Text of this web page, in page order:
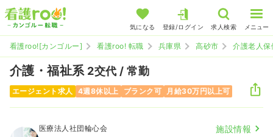
気になる 登録/ログイン 求人検索 メニュー
看護roo![カンゴルー] 看護roo! 転職 兵庫県 高砂市 介護老人
介護・福祉系 2交代 / 常勤
エージェント求人 4週8休以上 ブランク可 月給30万円以上可
医療法人社団輪心会 施設情報